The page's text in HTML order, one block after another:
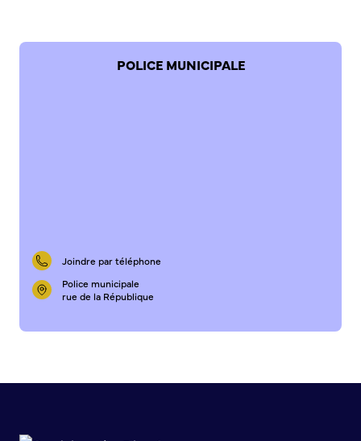
POLICE MUNICIPALE
Joindre par téléphone
Police municipale
rue de la République
Culture
Espace Bourvil
Studio Gainsbourg
Vie associative